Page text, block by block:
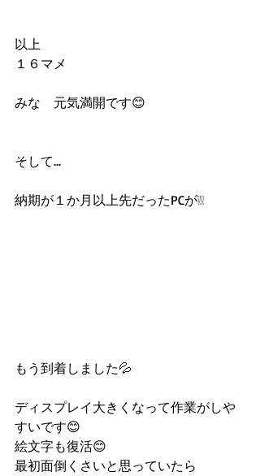
以上
１６マメ
みな　元気満開です😊
そして...
納期が１か月以上先だったPCが❕❕
もう到着しました💦
ディスプレイ大きくなって作業がしや
すいです😊
絵文字も復活😊
最初面倒くさいと思っていたら